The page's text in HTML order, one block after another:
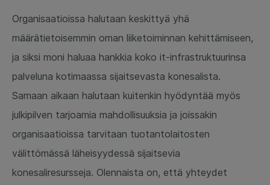
Organisaatioissa halutaan keskittyä yhä
määrätietoisemmin oman liiketoiminnan kehittämiseen,
ja siksi moni haluaa hankkia koko it-infrastruktuurinsa
palveluna kotimaassa sijaitsevasta konesalista.
Samaan aikaan halutaan kuitenkin hyödyntää myös
julkipilven tarjoamia mahdollisuuksia ja joissakin
organisaatioissa tarvitaan tuotantolaitosten
välittömässä läheisyydessä sijaitsevia
konesaliresursseja. Olennaista on, että yhteydet